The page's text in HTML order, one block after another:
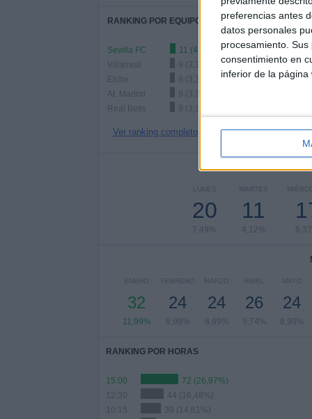
preferencias antes
datos personales
procesamiento.
consentimiento en
inferior de la página
RANKING POR EQUIPOS
Sevilla FC
11 (4,12%)
Villarreal
9 (3,37%)
Elche
9 (3,37%)
At. Madrid
9 (3,37%)
Real Betis
9 (3,37%)
Ver ranking completo
Nº DE
LUNES
20
7,49%
MARTES
11
4,12%
ENERO
32
11,99%
FEBRERO
24
8,99%
MARZO
24
8,99%
ABRIL
26
9,74%
MAYO
24
8,99%
RANKING POR HORAS
15:00
72 (26,97%)
12:30
44 (16,48%)
10:15
39 (14,61%)